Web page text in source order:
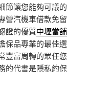
節讓您能夠可議的
營汽機車借款免留
證的優質中壢當舖
保品專業的最佳選
豐富周轉的眾任您
的代書是隱私約保